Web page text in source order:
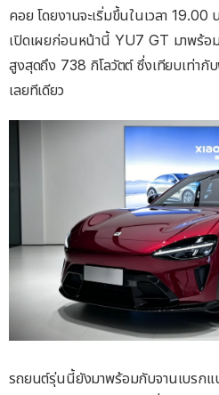
คอย โดยงานจะเริ่มขึ้นในเวลา
เปิดเผยก่อนหน้านี้ YU7 GT มาพร้อ
สูงสุดถึง 738 กิโลวัตต์ ซึ่งเทียบเท่า
เลยทีเดียว
รถยนต์รุ่นนี้ยังมาพร้อมกับจานเบรกแ